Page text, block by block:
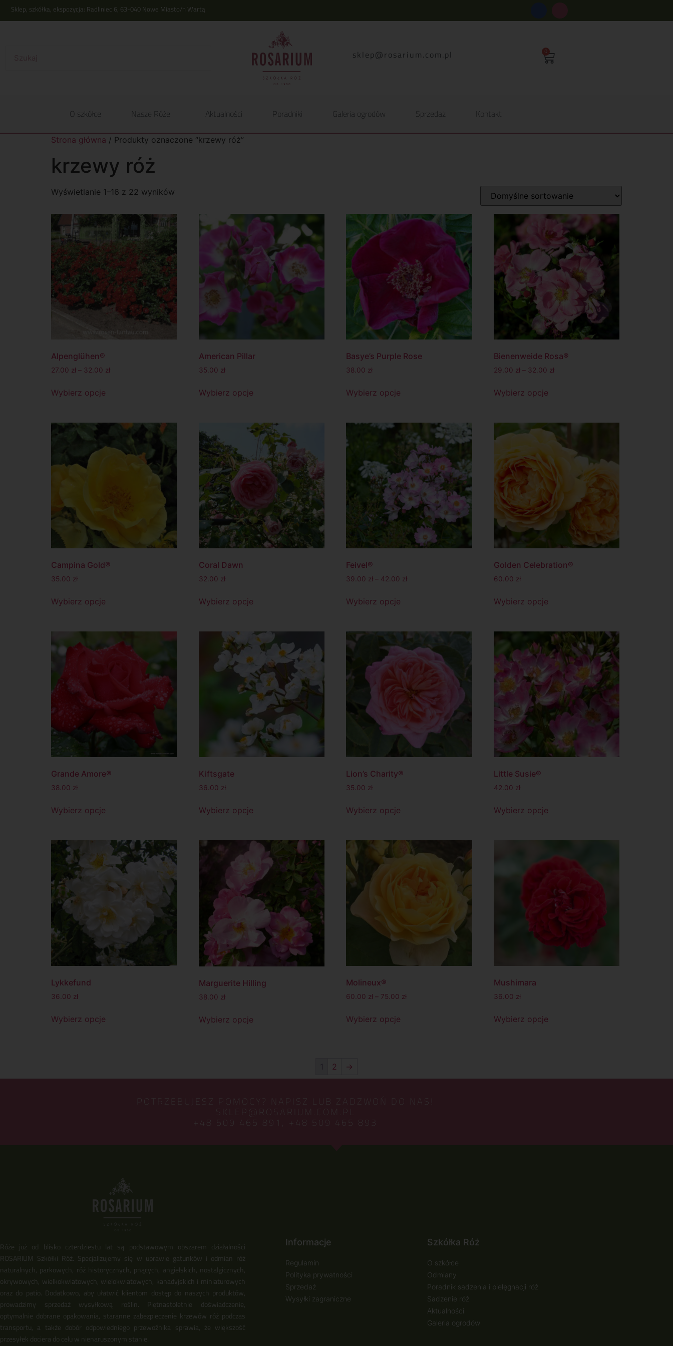
Sklep, szkółka, ekspozycja: Radliniec 6, 63-040 Nowe Miasto/n Wartą
lp.moc.muirasor@pelks 0
O szkółce Nasze Róże Aktualności Poradniki Galeria ogrodów Sprzedaż Kontakt
Strona główna / Produkty oznaczone “krzewy róż”
krzewy róż
Wyświetlanie 1–16 z 22 wyników
Alpenglühen®
27.00 zł – 32.00 zł
Wybierz opcje
American Pillar
35.00 zł
Wybierz opcje
Basye’s Purple Rose
38.00 zł
Wybierz opcje
Bienenweide Rosa®
29.00 zł – 32.00 zł
Wybierz opcje
Campina Gold®
35.00 zł
Wybierz opcje
Coral Dawn
32.00 zł
Wybierz opcje
Feivel®
39.00 zł – 42.00 zł
Wybierz opcje
Golden Celebration®
60.00 zł
Wybierz opcje
Grande Amore®
38.00 zł
Wybierz opcje
Kiftsgate
36.00 zł
Wybierz opcje
Lion’s Charity®
35.00 zł
Wybierz opcje
Little Susie®
42.00 zł
Wybierz opcje
Lykkefund
36.00 zł
Wybierz opcje
Marguerite Hilling
38.00 zł
Wybierz opcje
Molineux®
60.00 zł – 75.00 zł
Wybierz opcje
Mushimara
36.00 zł
Wybierz opcje
1 2 →
POTRZEBUJESZ POMOCY? NAPISZ LUB ZADZWOŃ DO NAS!
SKLEP@ROSARIUM.COM.PL
+48 509 465 891, +48 509 465 893
Róże już od blisko czterdziestu lat są podstawowym obszarem działalności
ROSARIUM Szkółki Róż. Specjalizujemy się w uprawie gatunków i odmian róż
naturalnych, parkowych, róż historycznych, pnących, angielskich, nostalgicznych,
okrywowych, wielkokwiatowych, wielokwiatowych, kanadyjskich i miniaturowych
oraz do patio. Dodatkowo, aby ułatwić klientom dostęp do naszych produktów,
prowadzimy sprzedaż wysyłkową roślin. Piętnastoletnie doświadczenie,
optymalnie dobrane opakowania, staranne zabezpieczenie krzewów róż podczas
transportu, a także dobór odpowiedniego przewoźnika sprawia, że większość
przesyłek dociera do celu w nienaruszonym stanie.
Informacje
Regulamin
Polityka prywatności
Sprzedaż
Wysyłki zagraniczne
Szkółka Róż
O szkółce
Odmiany
Poradnik sadzenia i pielęgnacji róż
Sadzenie róż
Aktualności
Galeria ogrodów